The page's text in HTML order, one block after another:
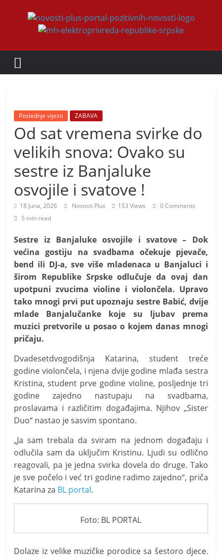
Novosti
r
a
l
p
z
i
i
v
n
i
h
v
j
s
t
i
Poslednje vijesti ZABAVA
Od sat vremena svirke do
velikih snova: Ovako su
sestre iz Banjaluke
osvojile i svatove !
18 Juna, 2026 Novosti Plus 153 Views
0 Comments
5 min read
Sestre iz Banjaluke osvojile i svatove – Dok
većina gostiju na svadbama očekuje pjevače,
bend ili DJ-a, sve više mladenaca u Banjaluci i
širom Republike Srpske odlučuje da ovaj dan
upotpuni zvucima violine i violončela. Upravo
tako mnogi prvi put upoznaju sestre Babić, dvije
mlade Banjalučanke koje su ljubav prema
muzici pretvorile u posao o kojem danas mnogi
pričaju.
Dvadesetdvogodišnja Katarina, student treće
godine violončela, i njena dvije godine mlađa sestra
Kristina, student prve godine violine, posljednje tri
godine zajedno nastupaju na svadbama,
proslavama i različitim događajima. Njihov „Sister
Duo“ nastao je sasvim spontano.
„Ja sam trebala da sviram na jednom događaju i
odlučila sam da uključim Kristinu. Ljudi su odlično
reagovali, pa je jedna svirka dovela do druge. Tako
je sve počelo i već tri godine radimo zajedno“, priča
Katarina za BL portal.
Foto: BL PORTAL
Dolaze iz velike muzičke porodice sa šestoro djece.